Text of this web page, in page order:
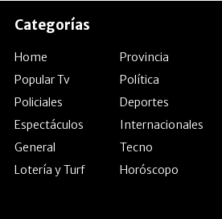
Categorías
Home
Provincia
Popular Tv
Política
Policiales
Deportes
Espectáculos
Internacionales
General
Tecno
Lotería y Turf
Horóscopo